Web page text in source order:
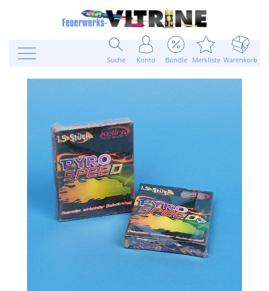
Suche Konto Bundle Merkliste Warenkorb